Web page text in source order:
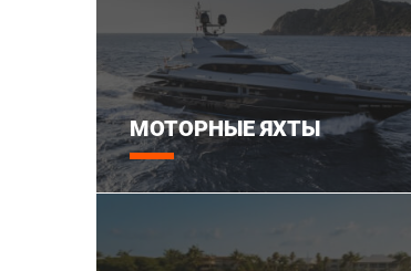
МОТОРНЫЕ ЯХТЫ